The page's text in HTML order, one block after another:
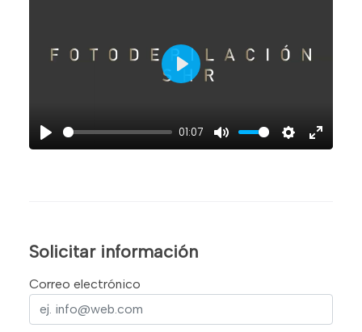
Play
01:07
Mute Settings
Enter
Play
Solicitar información
Correo electrónico